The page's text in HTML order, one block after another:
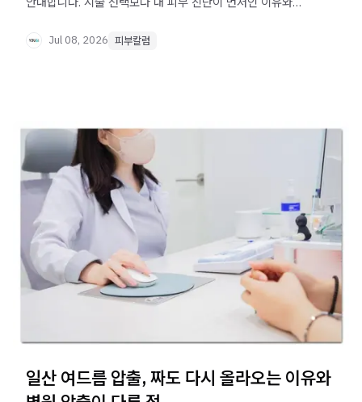
Jul 08, 2026 피부칼럼
일산 여드름 압출, 짜도 다시 올라오는 이유와